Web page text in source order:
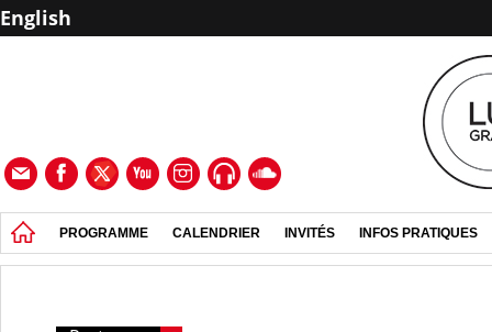
English
PROGRAMME CALENDRIER INVITÉS INFOS PRATIQUES